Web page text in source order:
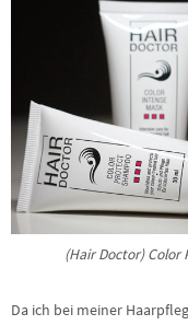
(Hair Doctor) Color
Da ich bei meiner